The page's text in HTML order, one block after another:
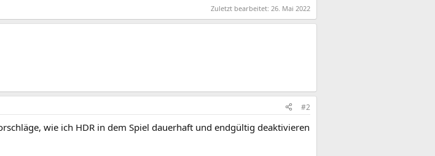
Zuletzt bearbeitet: 26. Mai 2022
#2
wie ich HDR in dem Spiel dauerhaft und endgültig deaktivieren